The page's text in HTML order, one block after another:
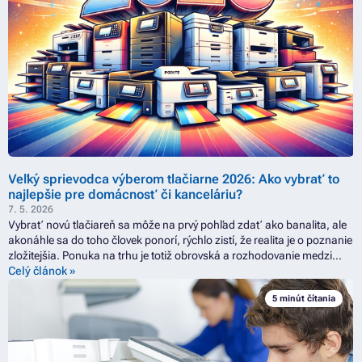
Veľký sprievodca výberom tlačiarne 2026: Ako vybrať to
najlepšie pre domácnosť či kanceláriu?
7. 5. 2026
Vybrať novú tlačiareň sa môže na prvý pohľad zdať ako banalita, ale
akonáhle sa do toho človek ponorí, rýchlo zistí, že realita je o poznanie
zložitejšia. Ponuka na trhu je totiž obrovská a rozhodovanie medzi
laserom, atramentom alebo multifunkčným riešením nie je vždy také
priamočiare, ako by sa mohlo zdať. Obzvlášť vo chvíli, keď nemáte
úplne jasno v tom, aké sú medzi nimi rozdiely alebo čo vlastne
znamenajú jednotlivé technické parametre. A bokom samozrejme
nemôžu zostať ani prevádzkové náklady, ktoré vedia pri nešťastnej
voľbe nemilo prekvapiť. V našom sprievodcovi preto nájdete tipy na
Celý článok »
5 minút čítania